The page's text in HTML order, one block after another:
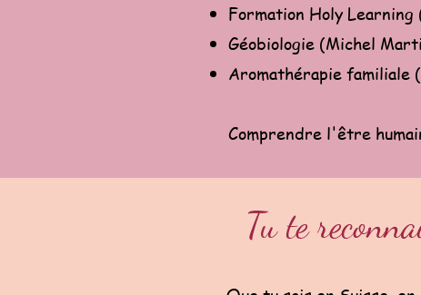
Formation Holy
Géobiologie (Michel
Aromathérapie familiale
Comprendre l'être
Tu te